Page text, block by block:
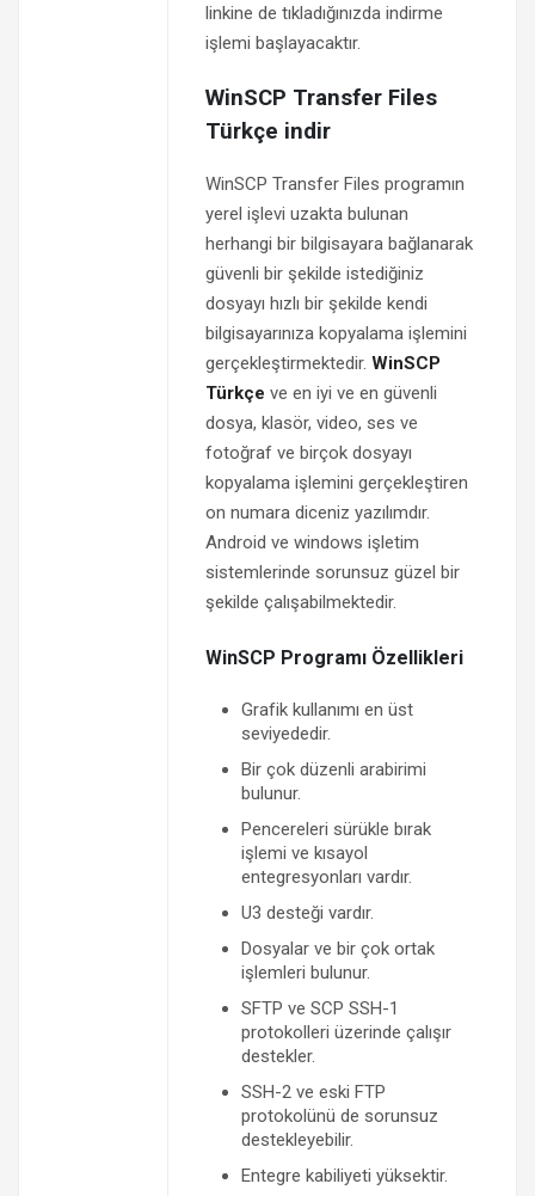
linkine de tıkladığınızda indirme
işlemi başlayacaktır.
WinSCP Transfer Files
Türkçe indir
WinSCP Transfer Files programın
yerel işlevi uzakta bulunan
herhangi bir bilgisayara bağlanarak
güvenli bir şekilde istediğiniz
dosyayı hızlı bir şekilde kendi
bilgisayarınıza kopyalama işlemini
gerçekleştirmektedir. WinSCP
Türkçe ve en iyi ve en güvenli
dosya, klasör, video, ses ve
fotoğraf ve birçok dosyayı
kopyalama işlemini gerçekleştiren
on numara diceniz yazılımdır.
Android ve windows işletim
sistemlerinde sorunsuz güzel bir
şekilde çalışabilmektedir.
WinSCP Programı Özellikleri
Grafik kullanımı en üst
seviyededir.
Bir çok düzenli arabirimi
bulunur.
Pencereleri sürükle bırak
işlemi ve kısayol
entegresyonları vardır.
U3 desteği vardır.
Dosyalar ve bir çok ortak
işlemleri bulunur.
SFTP ve SCP SSH-1
protokolleri üzerinde çalışır
destekler.
SSH-2 ve eski FTP
protokolünü de sorunsuz
destekleyebilir.
Entegre kabiliyeti yüksektir.